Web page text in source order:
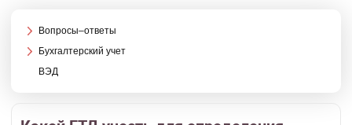
Вопросы–ответы
Бухгалтерский учет
ВЭД